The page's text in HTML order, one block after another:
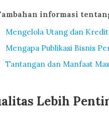
informasi
Mengelola Utang dan
Mengapa Publikasi Bisnis
Tantangan dan Manfaat
Lebih